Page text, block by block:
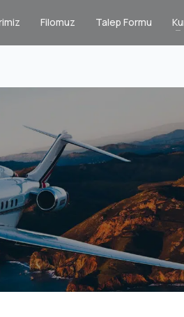
Filomuz Talep Formu